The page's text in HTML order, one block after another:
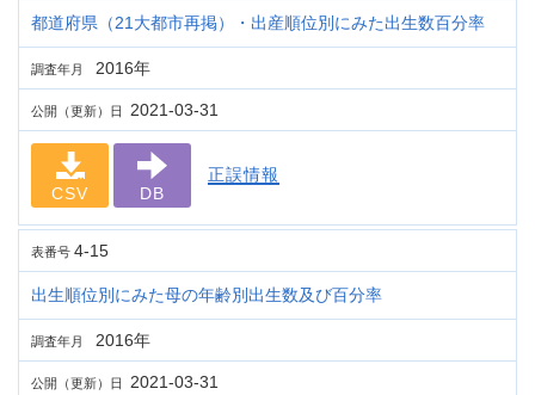
都道府県（21大都市再掲）・出産順位別にみた出生数百分率
調査年月 2016年
公開（更新）日 2021-03-31
CSV DB
正誤情報
表番号 4-15
出生順位別にみた母の年齢別出生数及び百分率
調査年月 2016年
公開（更新）日 2021-03-31